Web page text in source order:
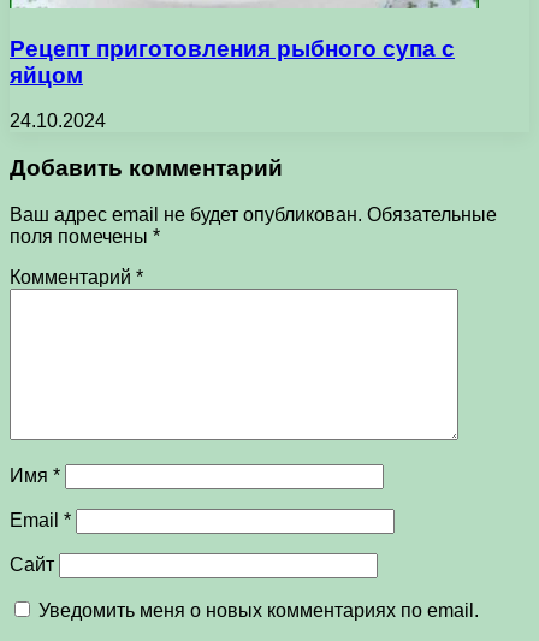
Рецепт приготовления рыбного супа с
яйцом
24.10.2024
Добавить комментарий
Ваш адрес email не будет опубликован. Обязательные
поля помечены *
Комментарий *
Имя *
Email *
Сайт
Уведомить меня о новых комментариях по email.